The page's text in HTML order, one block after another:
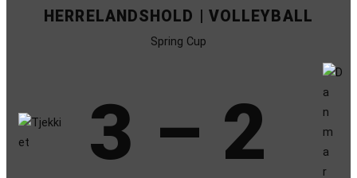
HERRELANDSHOLD | VOLLEYBALL
Spring Cup
3 – 2